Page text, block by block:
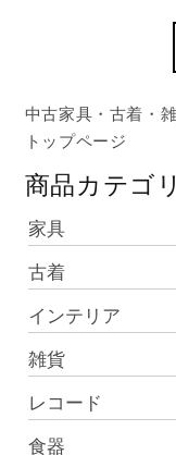
中古家具・古着・
トップページ
商品カテゴリ
家具
古着
インテリア
雑貨
レコード
食器